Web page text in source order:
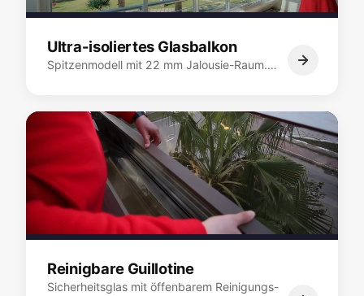
Ultra-isoliertes Glasbalkon
Spitzenmodell mit 22 mm Jalousie-Raum.…
Reinigbare Guillotine
Sicherheitsglas mit öffenbarem Reinigungs-